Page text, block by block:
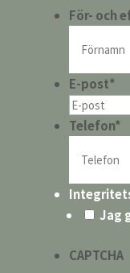
För- och
E-post*
Telefon*
Jag
CAPTCHA